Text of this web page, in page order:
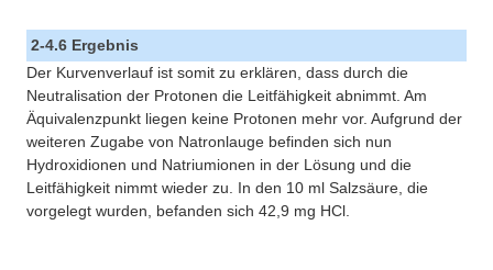
2-4.6 Ergebnis
Der Kurvenverlauf ist somit zu erklären, dass durch die
Neutralisation der Protonen die Leitfähigkeit abnimmt. Am
Äquivalenzpunkt liegen keine Protonen mehr vor. Aufgrund der
weiteren Zugabe von Natronlauge befinden sich nun
Hydroxidionen und Natriumionen in der Lösung und die
Leitfähigkeit nimmt wieder zu. In den 10 ml Salzsäure, die
vorgelegt wurden, befanden sich 42,9 mg HCl.